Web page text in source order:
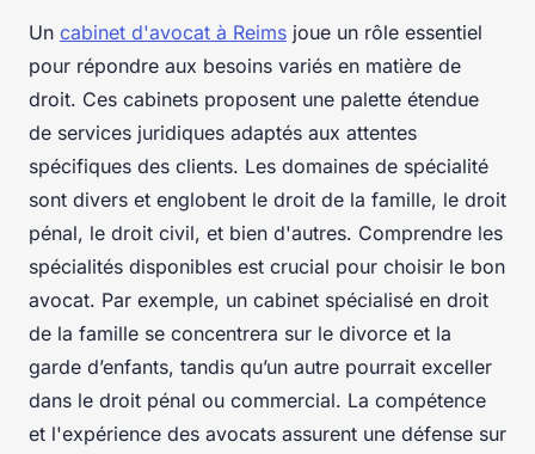
Un cabinet d'avocat à Reims joue un rôle essentiel
pour répondre aux besoins variés en matière de
droit. Ces cabinets proposent une palette étendue
de services juridiques adaptés aux attentes
spécifiques des clients. Les domaines de spécialité
sont divers et englobent le droit de la famille, le droit
pénal, le droit civil, et bien d'autres. Comprendre les
spécialités disponibles est crucial pour choisir le bon
avocat. Par exemple, un cabinet spécialisé en droit
de la famille se concentrera sur le divorce et la
garde d’enfants, tandis qu’un autre pourrait exceller
dans le droit pénal ou commercial. La compétence
et l'expérience des avocats assurent une défense sur